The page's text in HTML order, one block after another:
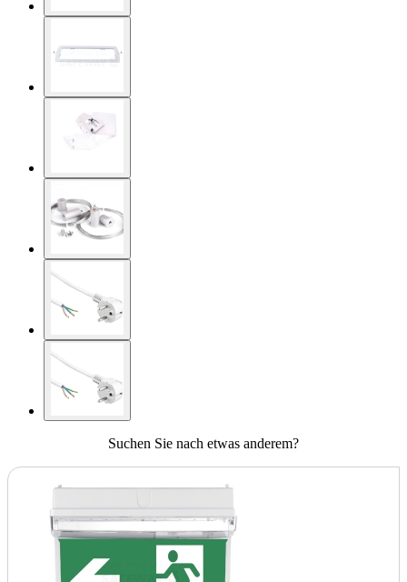
Suchen Sie nach etwas anderem?